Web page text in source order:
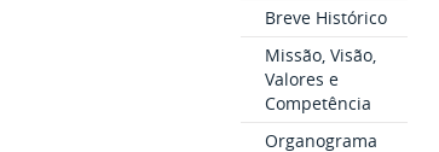
Breve Histórico
Missão, Visão,
Valores e
Competência
Organograma